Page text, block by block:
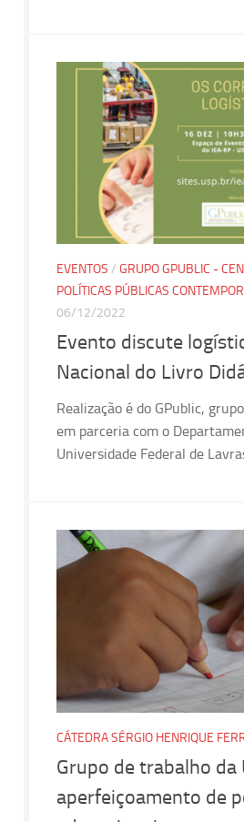
EVENTOS / GRUPO GPUBLIC -
POLÍTICAS PÚBLICAS
06/12/2022
Evento discute
Nacional do Livro
Realização é do GPublic,
em parceria com o
Universidade Federal de
CÁTEDRA SÉRGIO HENRIQUE
Grupo de trabalho
aperfeiçoamento de